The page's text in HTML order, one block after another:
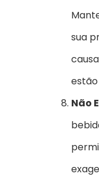
sua
Não